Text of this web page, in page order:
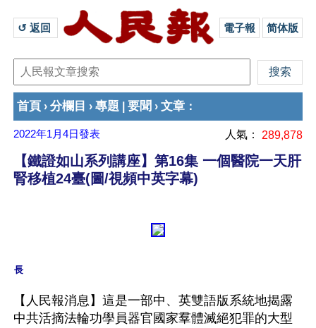
↺ 返回 電子報 简体版
首頁 › 分欄目 › 專題 要聞 › 文章 ：
2022年1月4日發表 人氣： 289,878
【鐵證如山系列講座】第16集 一個醫院一天肝
腎移植24臺(圖/視頻中英字幕)
長
【人民報消息】這是一部中、英雙語版系統地揭露
中共活摘法輪功學員器官國家羣體滅絕犯罪的大型